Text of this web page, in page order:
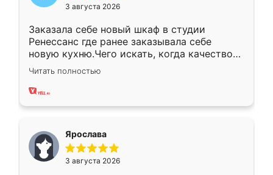
3 августа 2026
Заказала себе новый шкаф в студии
Ренессанс где ранее заказывала себе
новую кухню.Чего искать, когда качеством
вполне довольна. Служит кухня уже почти
два года, нареканий нет.
Читать полностью
Ярослава
3 августа 2026